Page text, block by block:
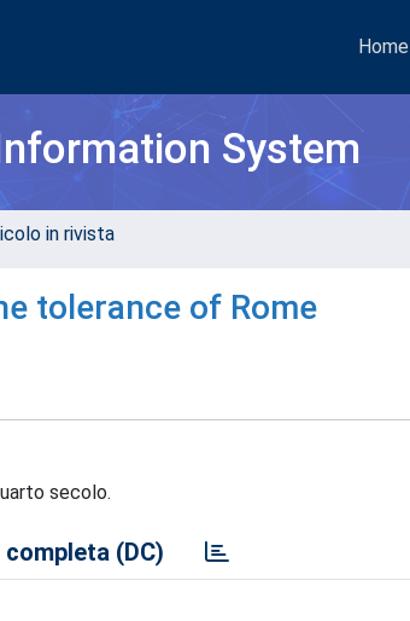
Home
System
in rivista
tolerance of Rome
secolo.
completa (DC)